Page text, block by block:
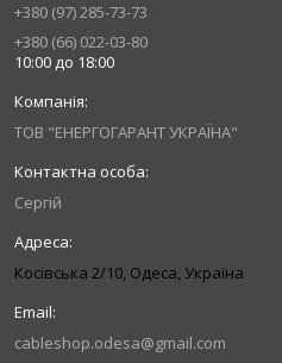
+380 (97) 285-73-73
+380 (66) 022-03-80
10:00 до 18:00
ТОВ "ЕНЕРГОГАРАНТ УКРАЇНА"
Сергій
Косівська 2/10, Одеса, Україна
cableshop.odesa@gmail.com